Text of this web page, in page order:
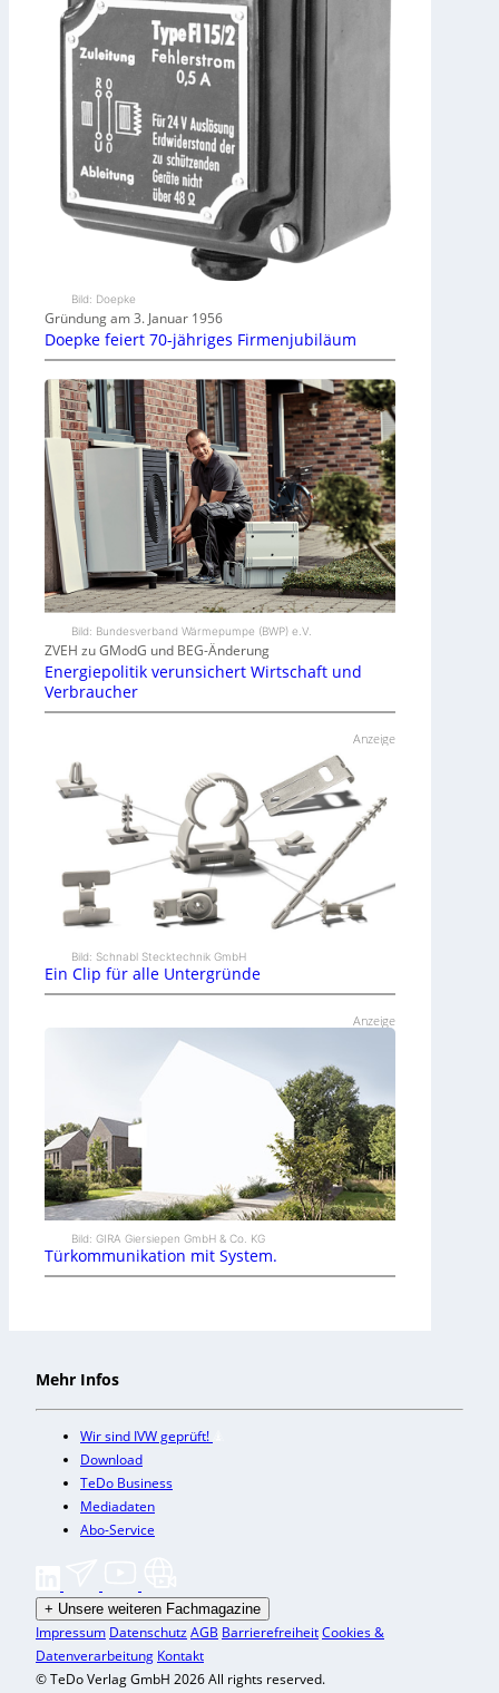
Bild: Doepke
Gründung am 3. Januar 1956
Doepke feiert 70-jähriges Firmenjubiläum
Bild: Bundesverband Wärmepumpe (BWP) e.V.
ZVEH zu GModG und BEG-Änderung
Energiepolitik verunsichert Wirtschaft und
Verbraucher
Anzeige
Bild: Schnabl Stecktechnik GmbH
Ein Clip für alle Untergründe
Anzeige
Bild: GIRA Giersiepen GmbH & Co. KG
Türkommunikation mit System.
Mehr Infos
Wir sind IVW geprüft!
Download
TeDo Business
Mediadaten
Abo-Service
+ Unsere weiteren Fachmagazine
Impressum DatenschutzAGB BarrierefreiheitCookies &
Datenverarbeitung Kontakt
© TeDo Verlag GmbH 2026 All rights reserved.